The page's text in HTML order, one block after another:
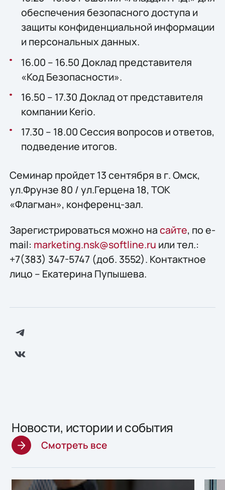
обеспечения безопасного доступа и
защиты конфиденциальной информации
и персональных данных.
16.00 – 16.50 Доклад представителя
«Код Безопасности».
16.50 – 17.30 Доклад от представителя
компании Kerio.
17.30 – 18.00 Сессия вопросов и ответов,
подведение итогов.
Семинар пройдет 13 сентября в г. Омск,
ул.Фрунзе 80 / ул.Герцена 18, ТОК
«Флагман», конференц-зал.
Зарегистрироваться можно насайте, по e-
mail: marketing.nsk@softline.ru или тел.:
+7(383) 347-5747 (доб. 3552). Контактное
лицо – Екатерина Пупышева.
Новости, истории и события
Смотреть все